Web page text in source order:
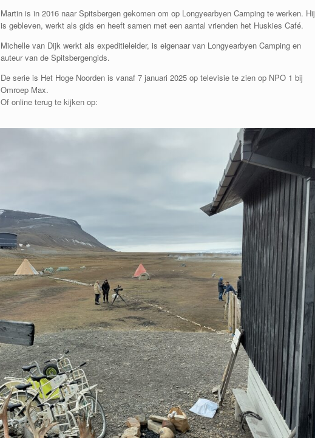
Martin is in 2016 naar Spitsbergen gekomen om op Longyearbyen Camping te werken. Hij
is gebleven, werkt als gids en heeft samen met een aantal vrienden het Huskies Café.
Michelle van Dijk werkt als expeditieleider, is eigenaar van Longyearbyen Camping en
auteur van de Spitsbergengids.
De serie is Het Hoge Noorden is vanaf 7 januari 2025 op televisie te zien op NPO 1 bij
Omroep Max.
Of online terug te kijken op: